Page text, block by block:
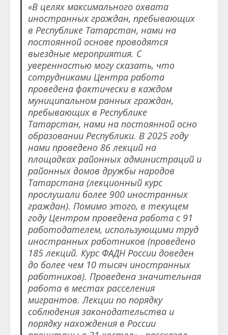
«В целях максимального охвата
иностранных граждан, пребывающих
в Республике Татарстан, нами на
постоянной основе проводятся
выездные мероприятия. С
уверенностью могу сказать, что
сотрудниками Центра работа
проведена фактически в каждом
муниципальном ранных граждан,
пребывающих в Республике
Татарстан, нами на постоянной осно
образовании Республики. В 2025 году
нами проведено 86 лекций на
площадках районных администраций и
районных домов дружбы народов
Татарстана (лекционный курс
прослушали более 900 иностранных
граждан). Помимо этого, в текущем
году Центром проведена работа с 91
работодателем, использующими труд
иностранных работников (проведено
185 лекций. Курс ФАДН России доведен
до более чем 10 тысяч иностранных
работников). Проведена значительная
работа в местах расселения
мигрантов. Лекции по порядку
соблюдения законодательства и
порядку нахождения в России